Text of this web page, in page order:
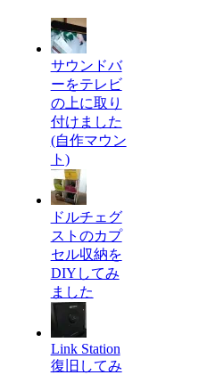
サウンドバ
ーをテレビ
の上に取り
付けました
(自作マウン
ト)
ドルチェグ
ストのカプ
セル収納を
DIYしてみ
ました
Link Station
復旧してみ